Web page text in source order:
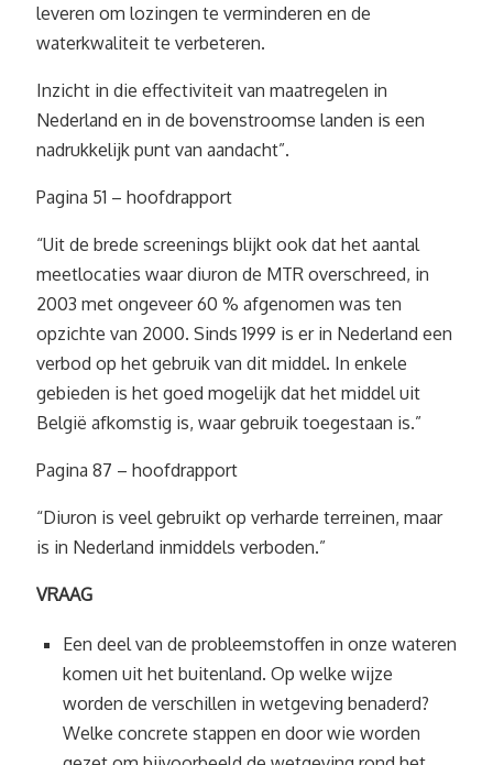
leveren om lozingen te verminderen en de
waterkwaliteit te verbeteren.
Inzicht in die effectiviteit van maatregelen in
Nederland en in de bovenstroomse landen is een
nadrukkelijk punt van aandacht”.
Pagina 51 – hoofdrapport
“Uit de brede screenings blijkt ook dat het aantal
meetlocaties waar diuron de MTR overschreed, in
2003 met ongeveer 60 % afgenomen was ten
opzichte van 2000. Sinds 1999 is er in Nederland een
verbod op het gebruik van dit middel. In enkele
gebieden is het goed mogelijk dat het middel uit
België afkomstig is, waar gebruik toegestaan is.”
Pagina 87 – hoofdrapport
“Diuron is veel gebruikt op verharde terreinen, maar
is in Nederland inmiddels verboden.”
VRAAG
Een deel van de probleemstoffen in onze wateren
komen uit het buitenland. Op welke wijze
worden de verschillen in wetgeving benaderd?
Welke concrete stappen en door wie worden